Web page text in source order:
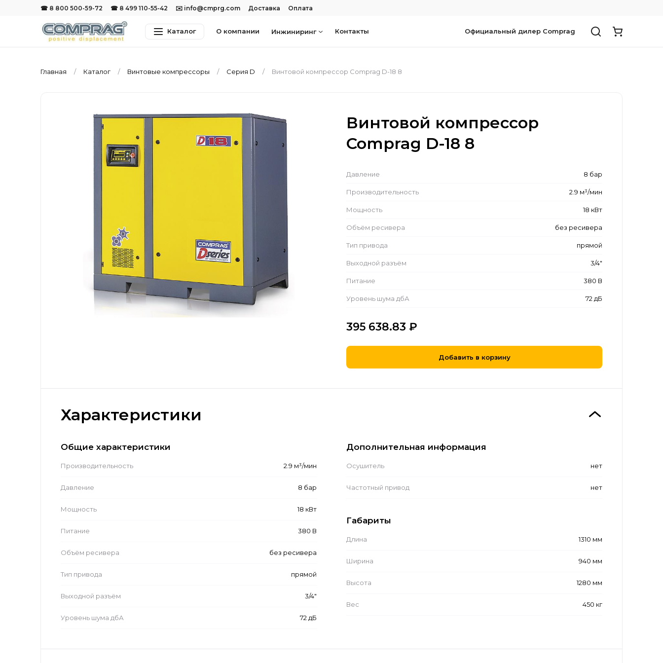
☎ 8 800 500-59-72 ☎ 8 499 110-55-42 ✉️ info@cmprg.com Доставка Оплата
Каталог О компании Инжиниринг Контакты Официальный дилер Comprag
Главная Каталог Винтовые компрессоры Серия D Винтовой компрессор Comprag D-18 8
Винтовой компрессор
Comprag D-18 8
Давление 8 бар
Производительность 2.9 м³/мин
Мощность 18 кВт
Объём ресивера без ресивера
Тип привода прямой
Выходной разъём 3/4"
Питание 380 В
Уровень шума дбА 72 дБ
395 638.83 ₽
Добавить в корзину
Характеристики
Общие характеристики
Производительность 2.9 м³/мин
Давление 8 бар
Мощность 18 кВт
Питание 380 В
Объём ресивера без ресивера
Тип привода прямой
Выходной разъём 3/4"
Уровень шума дбА 72 дБ
Дополнительная информация
Осушитель нет
Частотный привод нет
Габариты
Длина 1310 мм
Ширина 940 мм
Высота 1280 мм
Вес 450 кг